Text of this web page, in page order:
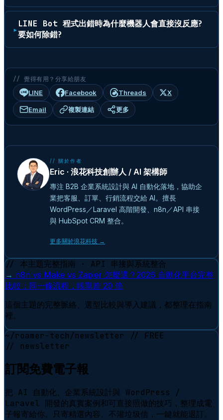
LINE Bot 程式出錯時為什麼機器人會直接沒反應?
要如何除錯?
// 覺得有用？分享給朋友
LINE Facebook Threads X
Email 複製連結 更多
// 關於作者
Eric · 浪花科技創辦人 / AI 架構師
專注 B2B 企業系統設計與 AI 自動化落地，協助企
業把客服、訂單、行銷流程交給 AI。擅長
WordPress／Laravel 高階開發、n8n／API 串接
與 HubSpot CRM 整合。
更多關於浪花科技 →
// 本主題完整指南 · API 串接與系統整合
→ n8n vs Make vs Zapier 怎麼選？2026 自動化平台完整
比較：同一條流程，帳單差 20 倍
這個主題的完整脈絡、選型比較與導入建議，都整理在指南
裡。
~/roamer-tech/newsletter
// FREE
// newsletter
訂閱免費電子報
把 AI 自動化、企業系統設計與 WordPress /
Laravel 開發的真實案例和可直接照做的技巧，整理成電
子報寄給你。只寄精選內容、不灌垃圾信，一鍵就能退訂。